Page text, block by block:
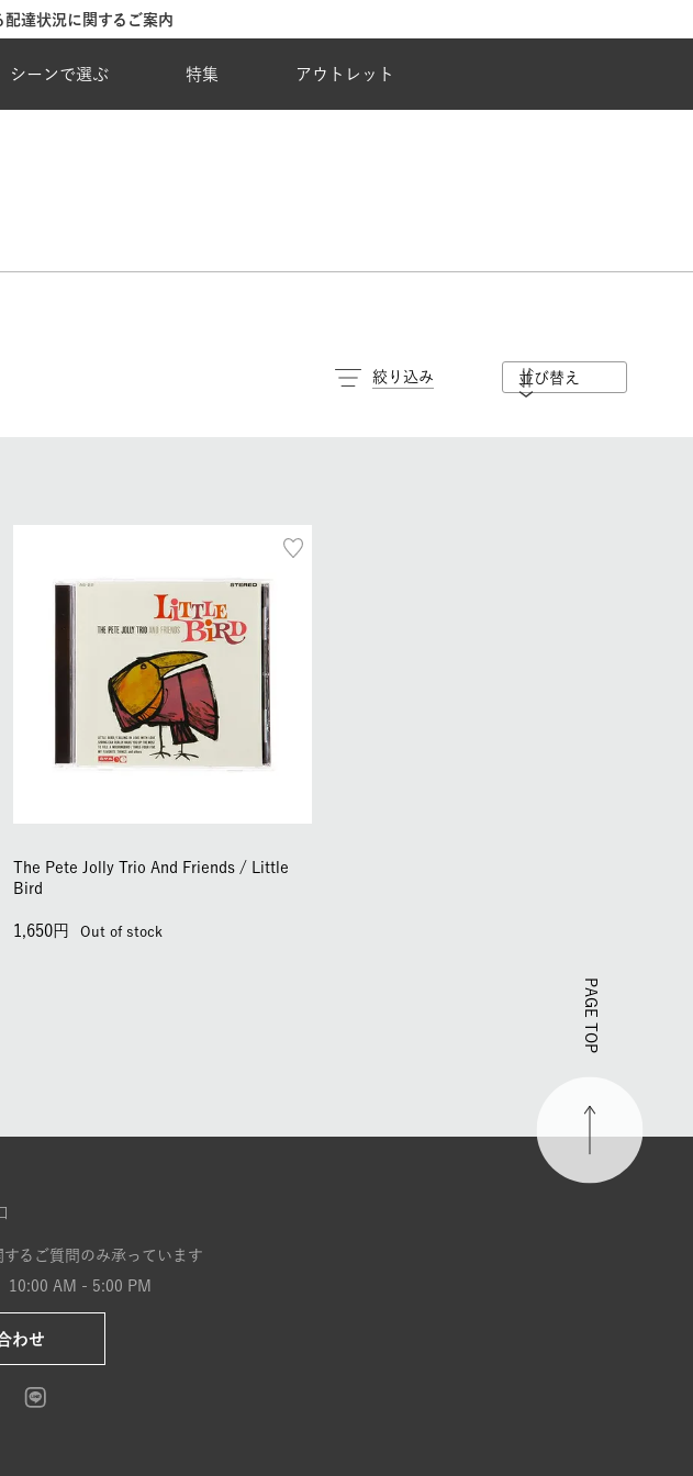
達状況に関するご案内
シーンで選ぶ 特集 アウトレット
絞り込み 並び替え
The Pete Jolly Trio And Friends / Little
Bird
1,650 Out of stock
PAGE TOP
るご質問のみ承っています
10:00 AM - 5:00 PM
わせ